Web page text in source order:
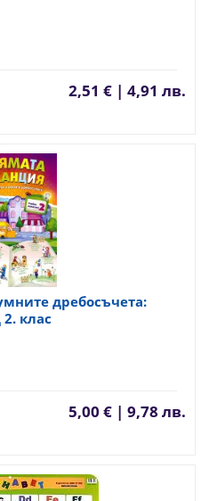
2,51 € | 4,91 лв.
дребосъчета:
клас
5,00 € | 9,78 лв.